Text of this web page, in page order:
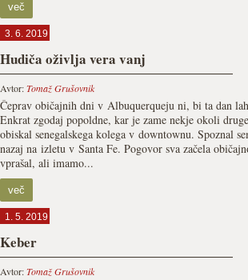
več
3. 6. 2019
Hudiča oživlja vera vanj
Avtor:Tomaž Grušovnik
Čeprav običajnih dni v Albuquerqueju ni, bi ta dan
Enkrat zgodaj popoldne, kar je zame nekje okoli
obiskal senegalskega kolega v downtownu. Spoznal
nazaj na izletu v Santa Fe. Pogovor sva začela
vprašal, ali imamo...
več
1. 5. 2019
Keber
Avtor:Tomaž Grušovnik